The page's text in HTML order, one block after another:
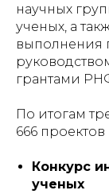
научных
ученых, а
выполнения
грантами
По итогам
666
Конкурс
ученых